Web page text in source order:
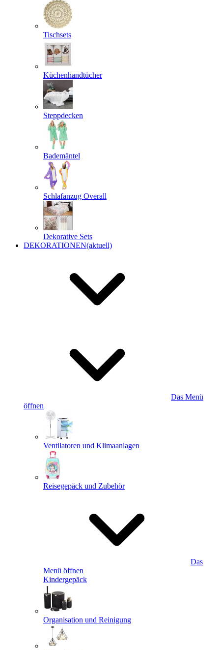
Tischsets
Küchenhandtücher
Steppdecken
Bademäntel
Schlafanzug Overall
Dekorative Sets
DEKORATIONEN(aktuell)
Das Menü
öffnen
Ventilatoren und Klimaanlagen
Reisegepäck und Zubehör
Das
Menü öffnen
Kindergepäck
Organisation und Reinigung